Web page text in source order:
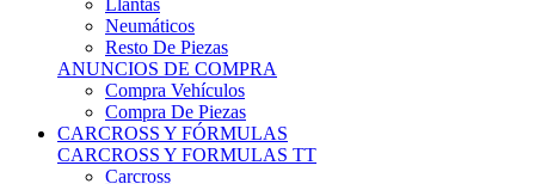
Llantas
Neumáticos
Resto De Piezas
ANUNCIOS DE COMPRA
Compra Vehículos
Compra De Piezas
CARCROSS Y FÓRMULAS
CARCROSS Y FORMULAS TT
Carcross